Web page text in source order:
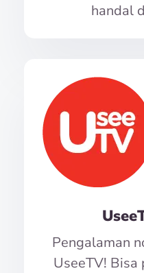
handal
Pengalaman
UseeTV! Bisa